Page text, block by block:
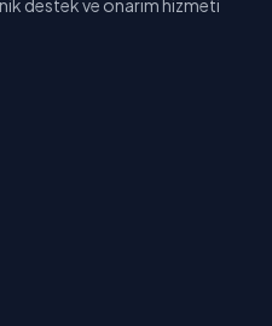
destek ve onarım hizmeti